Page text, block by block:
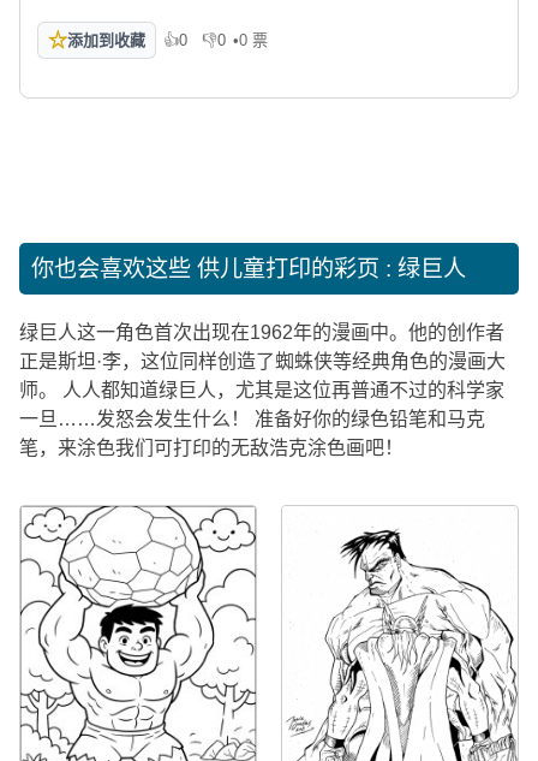
☆添加到收藏 👍0
喜欢 👎0
不喜欢
•0 票
你也会喜欢这些 供儿童打印的彩页 : 绿巨人
绿巨人这一角色首次出现在1962年的漫画中。他的创作者
正是斯坦·李，这位同样创造了蜘蛛侠等经典角色的漫画大
师。 人人都知道绿巨人，尤其是这位再普通不过的科学家
一旦……发怒会发生什么！ 准备好你的绿色铅笔和马克
笔，来涂色我们可打印的无敌浩克涂色画吧！